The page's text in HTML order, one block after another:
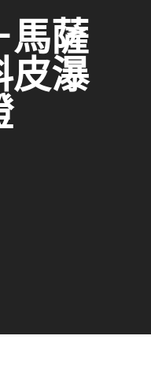
馬薩
皮瀑